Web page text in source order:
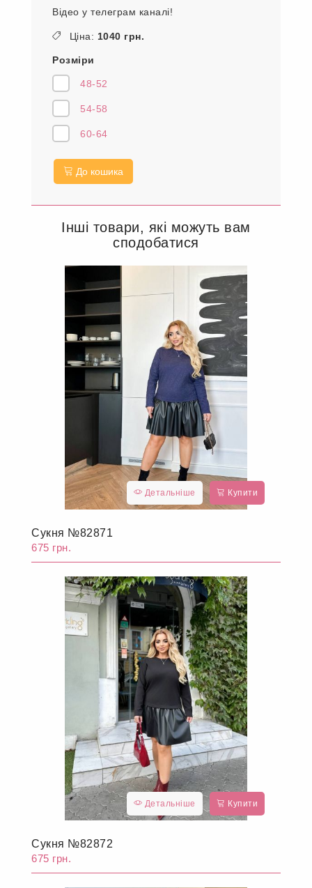
Відео у телеграм каналі!
Ціна: 1040 грн.
Розміри
48-52
54-58
60-64
До кошика
Інші товари, які можуть вам
сподобатися
Детальніше Купити
Сукня №82871
675 грн.
Детальніше Купити
Сукня №82872
675 грн.